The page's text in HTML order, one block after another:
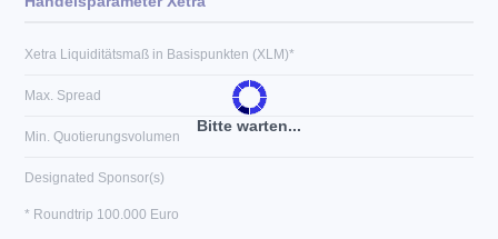
Bitte warten...
Xetra Liquiditätsmaß in Basispunkten (XLM)*
Max. Spread
Min. Quotierungsvolumen
Designated Sponsor(s)
* Roundtrip 100.000 Euro